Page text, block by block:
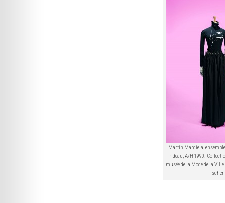
Martin Margiela,
rideau, A/H 1990.
musée de la Mode de la
Fischer